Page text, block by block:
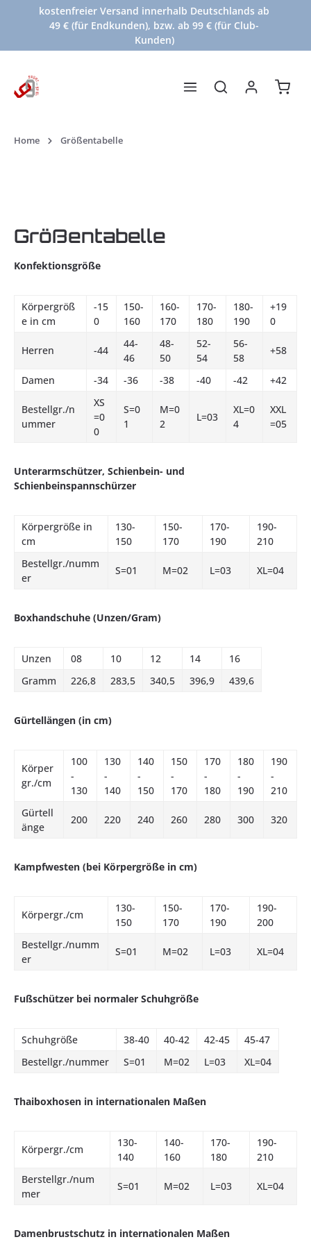
Zum Hauptinhalt springen
kostenfreier Versand innerhalb Deutschlands ab
49 € (für Endkunden), bzw. ab 99 € (für Club-
Kunden)
Home Größentabelle
Größentabelle
Konfektionsgröße
Körpergröß
e in cm
-15
0
150-
160
160-
170
170-
180
180-
190
+19
0
Herren -44
44-
46
48-
50
52-
54
56-
58
+58
Damen -34 -36 -38 -40 -42 +42
Bestellgr./n
ummer
XS
=0
0
S=0
1
M=0
2
L=03
XL=0
4
XXL
=05
Unterarmschützer, Schienbein- und
Schienbeinspannschürzer
Körpergröße in
cm
130-
150
150-
170
170-
190
190-
210
Bestellgr./numm
er
S=01 M=02 L=03 XL=04
Boxhandschuhe (Unzen/Gram)
Unzen 08 10 12 14
16
Gramm
226,8 283,5 340,5 396,9 439,6
Gürtellängen (in cm)
Körper
gr./cm
100
-
130
130
-
140
140
-
150
150
-
170
170
-
180
180
-
190
190
-
210
Gürtell
änge
200 220 240 260 280 300 320
Kampfwesten (bei Körpergröße in cm)
Körpergr./cm
130-
150
150-
170
170-
190
190-
200
Bestellgr./numm
er
S=01 M=02 L=03 XL=04
Fußschützer bei normaler Schuhgröße
Schuhgröße 38-40 40-42 42-45
45-47
Bestellgr./nummer
S=01 M=02 L=03 XL=04
Thaiboxhosen in internationalen Maßen
Körpergr./cm
130-
140
140-
160
170-
180
190-
210
Berstellgr./num
mer
S=01 M=02 L=03 XL=04
Damenbrustschutz in internationalen Maßen